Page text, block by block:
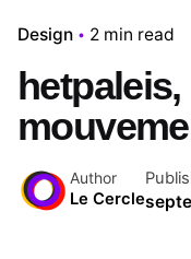
Design 2 min read
Author
Le Cercle